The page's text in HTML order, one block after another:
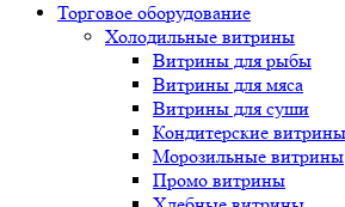
Торговое оборудованиe
Холодильные витрины
Витрины для рыбы
Витрины для мяса
Витрины для суши
Кондитерские витрины
Морозильные витрины
Промо витрины